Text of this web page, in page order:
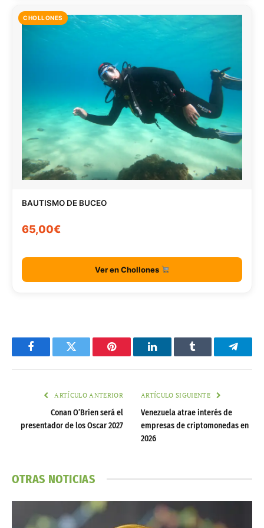
CHOLLONES
BAUTISMO DE BUCEO
65,00€
Ver en Chollones
FacebookTwitter Pinterest LinkedInTumblr
ARTÍCULO ANTERIOR
Conan O’Brien será el
presentador de los Oscar 2027
ARTÍCULO SIGUIENTE
Venezuela atrae interés de
empresas de criptomonedas en
2026
OTRAS NOTICIAS